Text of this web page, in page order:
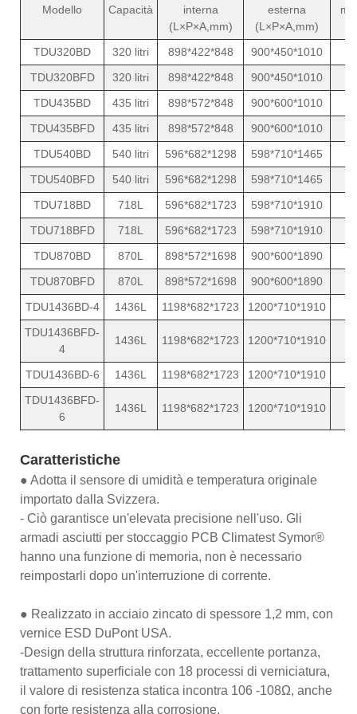
Modello Capacità
interna
(L×P×A,mm)
esterna
(L×P×A,mm)
TDU320BD
320 litri 898*422*848 900*450*1010
TDU320BFD
320 litri 898*422*848 900*450*1010
TDU435BD
435 litri 898*572*848 900*600*1010
TDU435BFD
435 litri 898*572*848 900*600*1010
TDU540BD
540 litri 596*682*1298 598*710*1465
TDU540BFD
540 litri 596*682*1298 598*710*1465
TDU718BD
718L 596*682*1723 598*710*1910
TDU718BFD
718L 596*682*1723 598*710*1910
TDU870BD
870L 898*572*1698 900*600*1890
TDU870BFD
870L 898*572*1698 900*600*1890
TDU1436BD-4
1436L 1198*682*1723 1200*710*1910
TDU1436BFD-
4
1436L 1198*682*1723 1200*710*1910
TDU1436BD-6 1436L 1198*682*1723 1200*710*1910
TDU1436BFD-
6
1436L 1198*682*1723 1200*710*1910
Caratteristiche
● Adotta il sensore di umidità e temperatura originale
importato dalla Svizzera.
- Ciò garantisce un'elevata precisione nell'uso. Gli
armadi asciutti per stoccaggio PCB Climatest Symor®
hanno una funzione di memoria, non è necessario
reimpostarli dopo un'interruzione di corrente.
● Realizzato in acciaio zincato di spessore 1,2 mm, con
vernice ESD DuPont USA.
-Design della struttura rinforzata, eccellente portanza,
trattamento superficiale con 18 processi di verniciatura,
il valore di resistenza statica incontra 106 -108Ω, anche
con forte resistenza alla corrosione.